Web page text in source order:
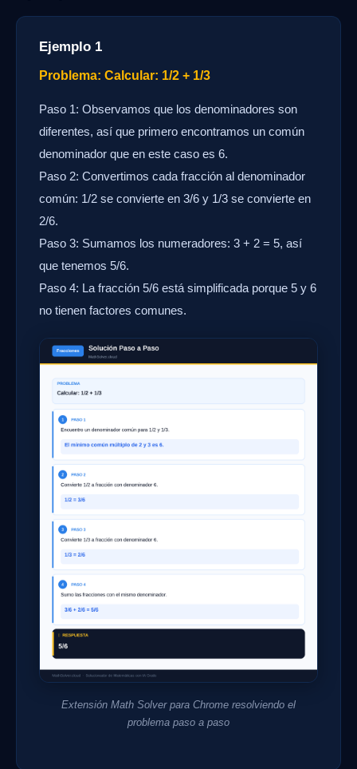
Ejemplo 1
Problema: Calcular: 1/2 + 1/3
Paso 1: Observamos que los denominadores son
diferentes, así que primero encontramos un común
denominador que en este caso es 6.
Paso 2: Convertimos cada fracción al denominador
común: 1/2 se convierte en 3/6 y 1/3 se convierte en
2/6.
Paso 3: Sumamos los numeradores: 3 + 2 = 5, así
que tenemos 5/6.
Paso 4: La fracción 5/6 está simplificada porque 5 y 6
no tienen factores comunes.
Extensión Math Solver para Chrome resolviendo el
problema paso a paso